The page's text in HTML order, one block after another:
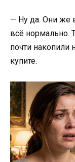
— Ну да. Они же
всё нормально.
почти накопили
купите.